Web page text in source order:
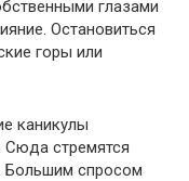
глазами
Остановиться
горы или
каникулы
Сюда стремятся
Большим спросом